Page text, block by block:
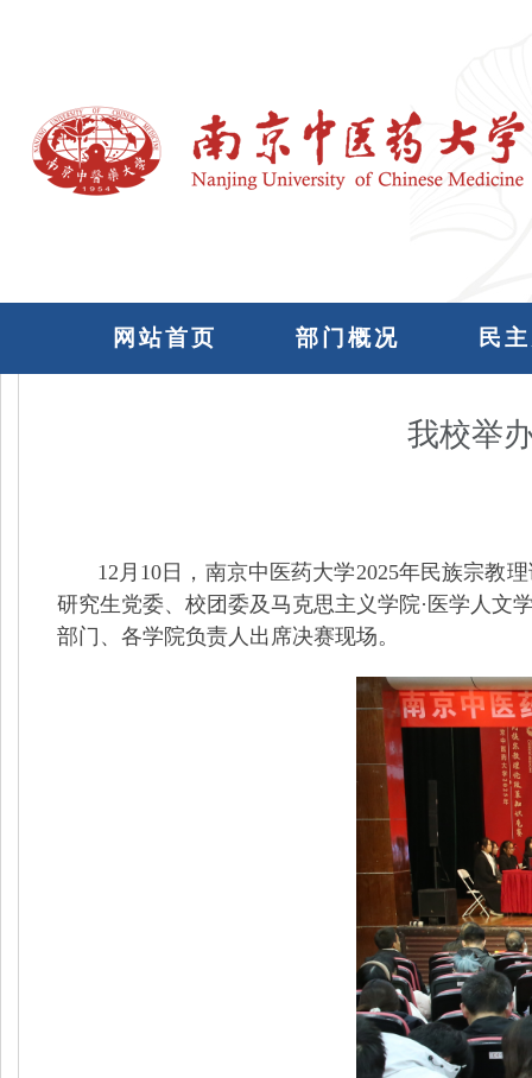
网站首页 部门概况 民
我校举
12 月 10 日，南京中医药大学2025年民族宗教
研究生党委、校团委及马克思主义学院·医学人文
部门、各学院负责人出席决赛现场。